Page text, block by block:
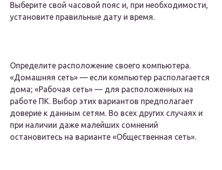
Выберите свой часовой пояс и, при необходимости,
установите правильные дату и время.
Определите расположение своего компьютера.
«Домашняя сеть» — если компьютер располагается
дома; «Рабочая сеть» — для расположенных на
работе ПК. Выбор этих вариантов предполагает
доверие к данным сетям. Во всех других случаях и
при наличии даже малейших сомнений
остановитесь на варианте «Общественная сеть».